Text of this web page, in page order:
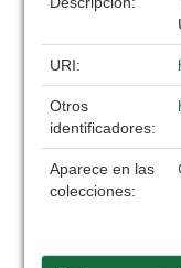
URI:
Otros
identificadores:
Aparece en las
colecciones: